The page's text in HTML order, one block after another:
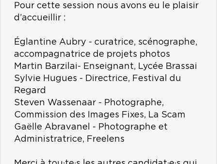
Pour cette session nous avons eu le plaisir
d’accueillir :
Églantine Aubry - curatrice, scénographe,
accompagnatrice de projets photos
Martin Barzilai- Enseignant, Lycée Brassai
Sylvie Hugues - Directrice, Festival du
Regard
Steven Wassenaar - Photographe,
Commission des Images Fixes, La Scam
Gaëlle Abravanel - Photographe et
Administratrice, Freelens